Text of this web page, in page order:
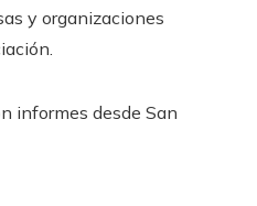
y organizaciones
informes desde San